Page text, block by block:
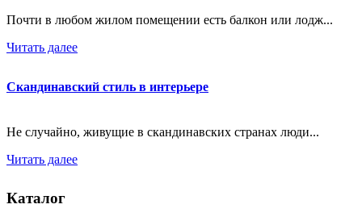
Почти в любом жилом помещении есть балкон или лодж...
Читать далее
Скандинавский стиль в интерьере
Не случайно, живущие в скандинавских странах люди...
Читать далее
Каталог